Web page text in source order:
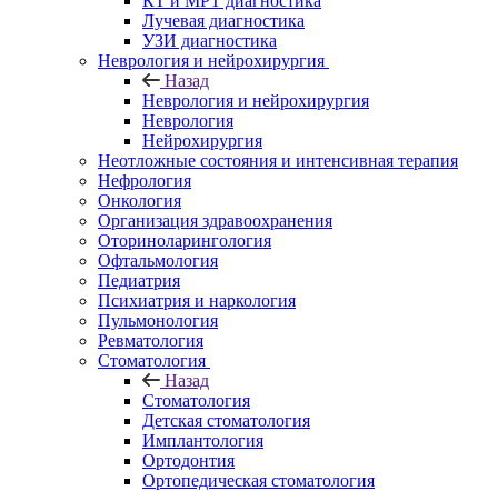
Лучевая диагностика
УЗИ диагностика
Неврология и нейрохирургия
Назад
Неврология и нейрохирургия
Неврология
Нейрохирургия
Неотложные состояния и интенсивная терапия
Нефрология
Онкология
Организация здравоохранения
Оториноларингология
Офтальмология
Педиатрия
Психиатрия и наркология
Пульмонология
Ревматология
Стоматология
Назад
Стоматология
Детская стоматология
Имплантология
Ортодонтия
Ортопедическая стоматология